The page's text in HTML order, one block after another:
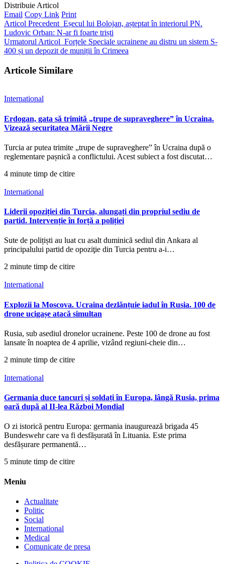
Distribuie Articol
Email Copy Link Print
Articol Precedent Eșecul lui Bolojan, așteptat în interiorul PN.
Ludovic Orban: N-ar fi foarte triști
Urmatorul Articol Forțele Speciale ucrainene au distru un sistem S-
400 și un depozit de muniții în Crimeea
Articole Similare
International
Erdogan, gata să trimită „trupe de supraveghere” în Ucraina.
Vizează securitatea Mării Negre
Turcia ar putea trimite „trupe de supraveghere” în Ucraina după o
reglementare pașnică a conflictului. Acest subiect a fost discutat…
4 minute timp de citire
International
Liderii opoziției din Turcia, alungați din propriul sediu de
partid. Intervenție în forță a poliției
Sute de polițiști au luat cu asalt duminică sediul din Ankara al
principalului partid de opoziţie din Turcia pentru a-i…
2 minute timp de citire
International
Explozii la Moscova. Ucraina dezlănțuie iadul în Rusia. 100 de
drone ucigașe atacă simultan
Rusia, sub asediul dronelor ucrainene. Peste 100 de drone au fost
lansate în noaptea de 4 aprilie, vizând regiuni-cheie din…
2 minute timp de citire
International
Germania duce tancuri și soldați în Europa, lângă Rusia, prima
oară după al II-lea Război Mondial
O zi istorică pentru Europa: germania inaugurează brigada 45
Bundeswehr care va fi desfășurată în Lituania. Este prima
desfășurare permanentă…
5 minute timp de citire
Meniu
Actualitate
Politic
Social
International
Medical
Comunicate de presa